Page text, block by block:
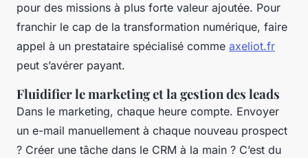
pour des missions à plus forte valeur ajoutée. Pour
franchir le cap de la transformation numérique, faire
appel à un prestataire spécialisé comme axeliot.fr
peut s’avérer payant.
Fluidifier le marketing et la gestion des leads
Dans le marketing, chaque heure compte. Envoyer
un e-mail manuellement à chaque nouveau prospect
? Créer une tâche dans le CRM à la main ? C’est du